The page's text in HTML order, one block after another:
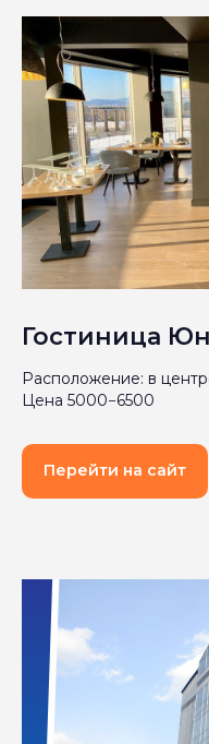
Гостиница
Расположение: в
Цена 5000−6500
Перейти на сайт